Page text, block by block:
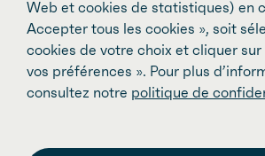
Web et cookies de statistiques) en
Accepter tous les cookies », soit
cookies de votre choix et cliquer sur
vos préférences ». Pour plus
consultez notre politique de
Cette discussion délicate est
nécessaire, particulièrement
période difficile. Nous devons
l’effort d’entamer et de